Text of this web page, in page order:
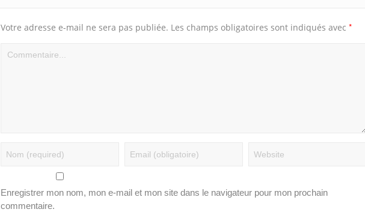
Votre adresse e-mail ne sera pas publiée. Les champs obligatoires sont indiqués avec *
Enregistrer mon nom, mon e-mail et mon site dans le navigateur pour mon prochain
commentaire.